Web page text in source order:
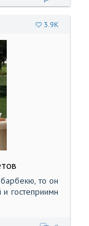
3.9K
то он
и гостеприимн